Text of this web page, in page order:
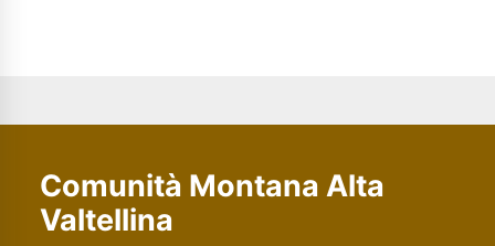
Comunità Montana Alta
Valtellina